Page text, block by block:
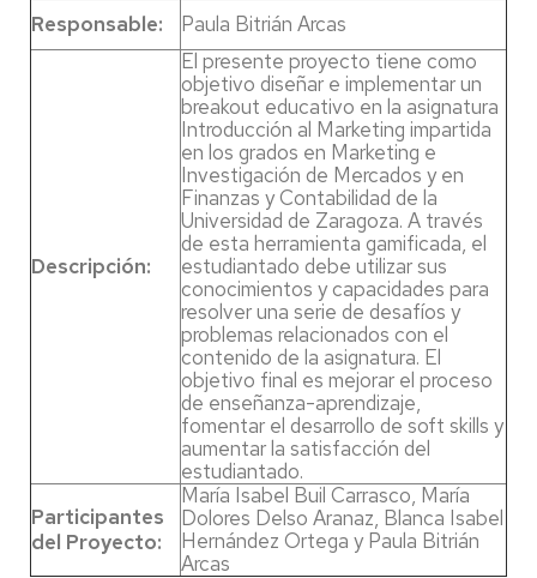
Responsable:
Paula Bitrián Arcas
Descripción:
El presente proyecto tiene como
objetivo diseñar e implementar un
breakout educativo en la asignatura
Introducción al Marketing impartida
en los grados en Marketing e
Investigación de Mercados y en
Finanzas y Contabilidad de la
Universidad de Zaragoza. A través
de esta herramienta gamificada, el
estudiantado debe utilizar sus
conocimientos y capacidades para
resolver una serie de desafíos y
problemas relacionados con el
contenido de la asignatura. El
objetivo final es mejorar el proceso
de enseñanza-aprendizaje,
fomentar el desarrollo de soft skills y
aumentar la satisfacción del
estudiantado.
Participantes
del Proyecto:
María Isabel Buil Carrasco, María
Dolores Delso Aranaz, Blanca Isabel
Hernández Ortega y Paula Bitrián
Arcas